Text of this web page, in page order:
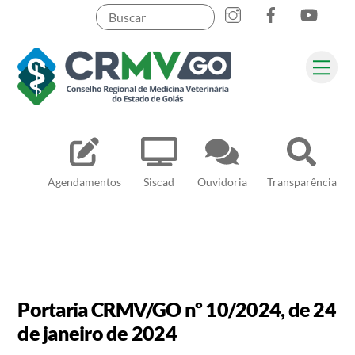
content
Agendamentos Siscad Ouvidoria Transparência
Pesquisar
Portaria CRMV/GO nº 10/2024, de 24
de janeiro de 2024